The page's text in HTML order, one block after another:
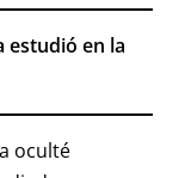
estudió en la
oculté